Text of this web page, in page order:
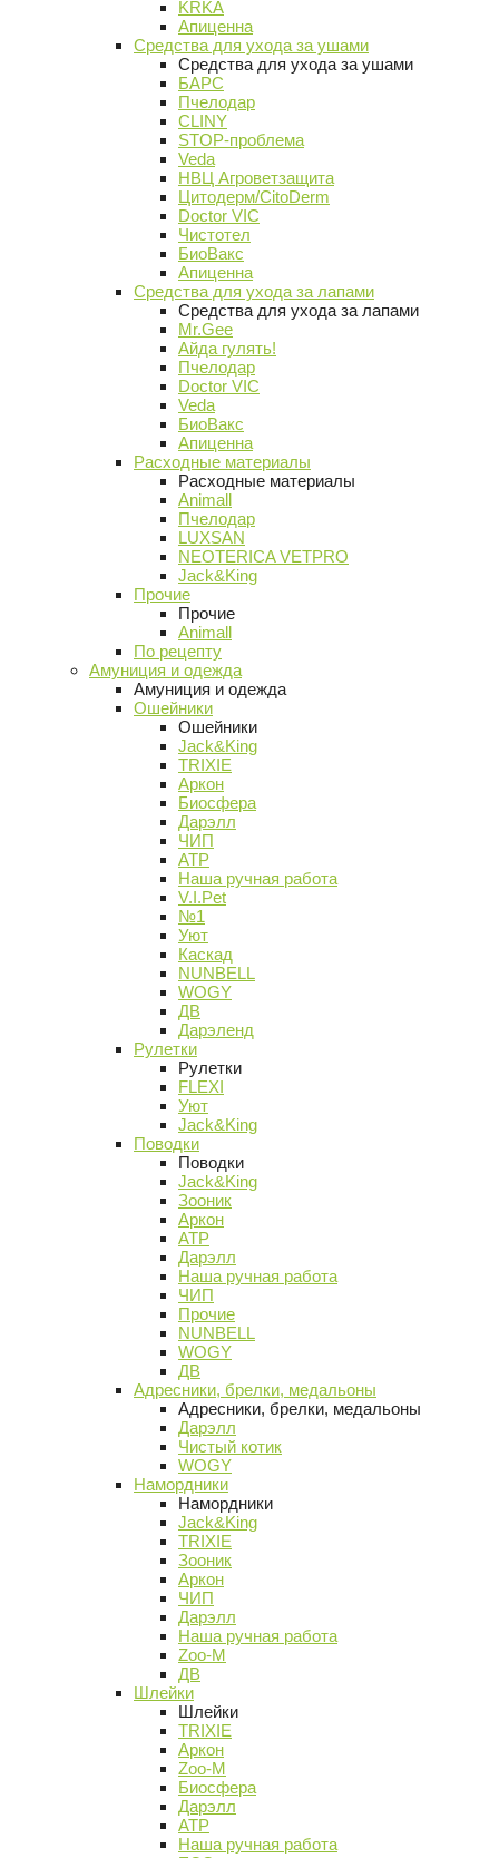
KRKA
Апиценна
Средства для ухода за ушами
Средства для ухода за ушами
БАРС
Пчелодар
CLINY
STOP-проблема
Veda
НВЦ Агроветзащита
Цитодерм/CitoDerm
Doctor VIC
Чистотел
БиоВакс
Апиценна
Средства для ухода за лапами
Средства для ухода за лапами
Mr.Gee
Айда гулять!
Пчелодар
Doctor VIC
Veda
БиоВакс
Апиценна
Расходные материалы
Расходные материалы
Animall
Пчелодар
LUXSAN
NEOTERICA VETPRO
Jack&King
Прочие
Прочие
Animall
По рецепту
Амуниция и одежда
Амуниция и одежда
Ошейники
Ошейники
Jack&King
TRIXIE
Аркон
Биосфера
Дарэлл
ЧИП
АТР
Наша ручная работа
V.I.Pet
№1
Уют
Каскад
NUNBELL
WOGY
ДВ
Дарэленд
Рулетки
Рулетки
FLEXI
Уют
Jack&King
Поводки
Поводки
Jack&King
Зооник
Аркон
АТР
Дарэлл
Наша ручная работа
ЧИП
Прочие
NUNBELL
WOGY
ДВ
Адресники, брелки, медальоны
Адресники, брелки, медальоны
Дарэлл
Чистый котик
WOGY
Намордники
Намордники
Jack&King
TRIXIE
Зооник
Аркон
ЧИП
Дарэлл
Наша ручная работа
Zoo-M
ДВ
Шлейки
Шлейки
TRIXIE
Аркон
Zoo-M
Биосфера
Дарэлл
АТР
Наша ручная работа